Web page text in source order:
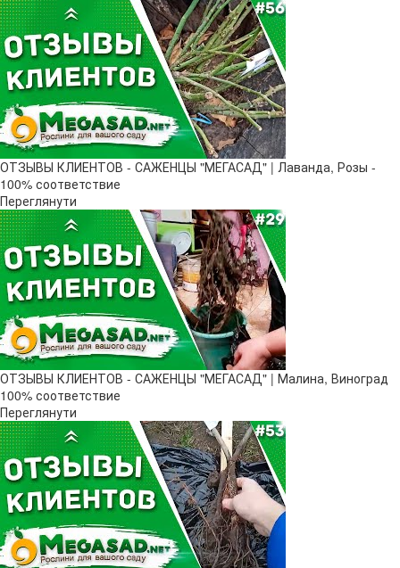
ОТЗЫВЫ КЛИЕНТОВ - САЖЕНЦЫ "МЕГАСАД" | Лаванда, Розы -
100% соответствие
Переглянути
ОТЗЫВЫ КЛИЕНТОВ - САЖЕНЦЫ "МЕГАСАД" | Малина, Виноград
100% соответствие
Переглянути